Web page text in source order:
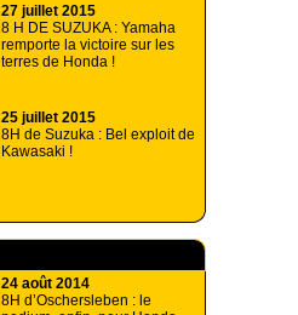
27 juillet 2015
8 H DE SUZUKA : Yamaha
remporte la victoire sur les
terres de Honda !
25 juillet 2015
8H de Suzuka : Bel exploit de
Kawasaki !
24 août 2014
8H d’Oschersleben : le